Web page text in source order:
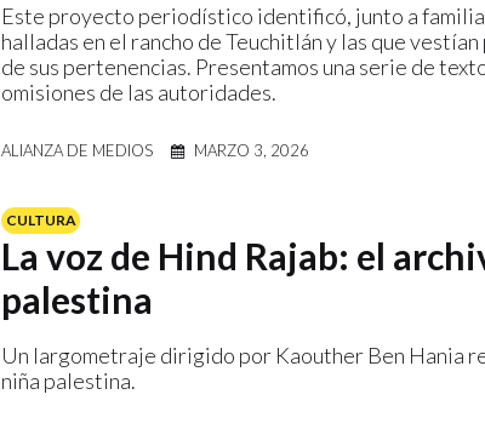
Este proyecto periodístico identificó, junto a
halladas en el rancho de Teuchitlán y las que
de sus pertenencias. Presentamos una serie de
omisiones de las autoridades.
ALIANZA DE MEDIOS MARZO 3, 2026
CULTURA
La voz de Hind Rajab: el
palestina
Un largometraje dirigido por Kaouther Ben Hania
niña palestina.